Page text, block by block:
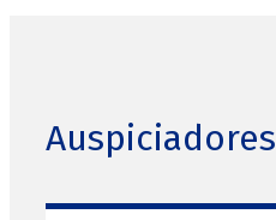
Auspiciadores